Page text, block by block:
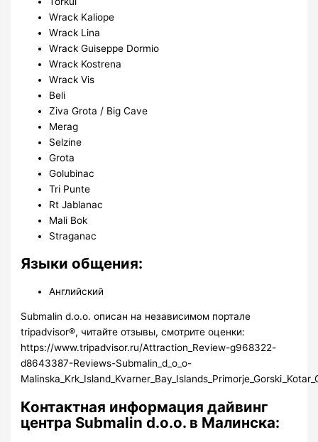
Wrack Kaliope
Wrack Lina
Wrack Guiseppe Dormio
Wrack Kostrena
Wrack Vis
Beli
Ziva Grota / Big Cave
Merag
Selzine
Grota
Golubinac
Tri Punte
Rt Jablanac
Mali Bok
Straganac
Языки общения:
Английский
Submalin d.o.o. описан на независимом портале
tripadvisor®, читайте отзывы, смотрите оценки:
https://www.tripadvisor.ru/Attraction_Review-g968322-
d8643387-Reviews-Submalin_d_o_o-
Контактная информация дайвинг
центра Submalin d.o.o. в Малинска: